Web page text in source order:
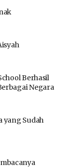
Berhasil
Negara
yang Sudah